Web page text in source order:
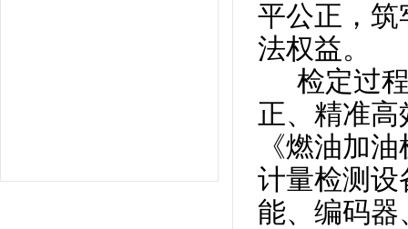
平公正，
法权益。
检定过
正、精准高
《燃油加
计量检测
能、编码